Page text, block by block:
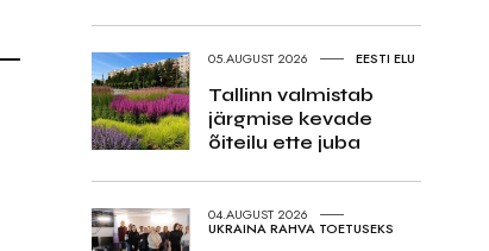
05.AUGUST 2026 EESTI ELU
Tallinn valmistab
järgmise kevade
õiteilu ette juba
04.AUGUST 2026
UKRAINA RAHVA TOETUSEKS